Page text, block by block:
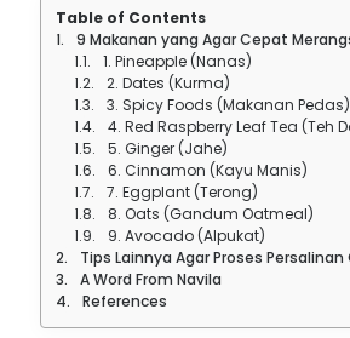
Table of Contents
9 Makanan yang Agar Cepat
1. Pineapple (Nanas)
2. Dates (Kurma)
3. Spicy Foods (Makanan Pedas)
4. Red Raspberry Leaf Tea (Teh
5. Ginger (Jahe)
6. Cinnamon (Kayu Manis)
7. Eggplant (Terong)
8. Oats (Gandum Oatmeal)
9. Avocado (Alpukat)
Tips Lainnya Agar Proses
A Word From Navila
References